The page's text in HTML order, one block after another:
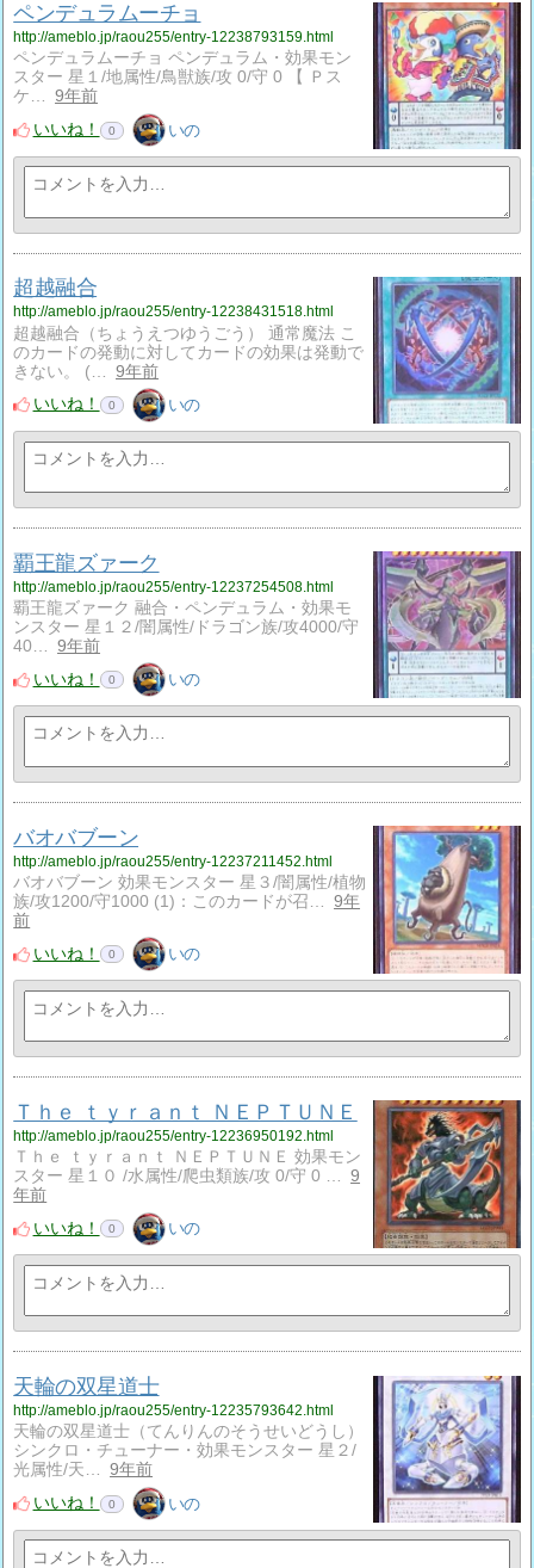
ペンデュラムーチョ
http://ameblo.jp/raou255/entry-12238793159.html
ペンデュラムーチョ ペンデュラム・効果モン
スター 星１/地属性/鳥獣族/攻 0/守 0 【 Ｐス
ケ…
9年前
いいね！
0 いの
超越融合
http://ameblo.jp/raou255/entry-12238431518.html
超越融合（ちょうえつゆうごう） 通常魔法 こ
のカードの発動に対してカードの効果は発動で
きない。 (…
9年前
いいね！
0 いの
覇王龍ズァーク
http://ameblo.jp/raou255/entry-12237254508.html
覇王龍ズァーク 融合・ペンデュラム・効果モ
ンスター 星１２/闇属性/ドラゴン族/攻4000/守
40…
9年前
いいね！
0 いの
バオバブーン
http://ameblo.jp/raou255/entry-12237211452.html
バオバブーン 効果モンスター 星３/闇属性/植物
族/攻1200/守1000 (1)：このカードが召…
9年
前
いいね！
0 いの
Ｔｈｅ ｔｙｒａｎｔ ＮＥＰＴＵＮＥ
http://ameblo.jp/raou255/entry-12236950192.html
Ｔｈｅ ｔｙｒａｎｔ ＮＥＰＴＵＮＥ 効果モン
スター 星１０ /水属性/爬虫類族/攻 0/守 0 …
9
年前
いいね！
0 いの
天輪の双星道士
http://ameblo.jp/raou255/entry-12235793642.html
天輪の双星道士（てんりんのそうせいどうし）
シンクロ・チューナー・効果モンスター 星２/
光属性/天…
9年前
いいね！
0 いの